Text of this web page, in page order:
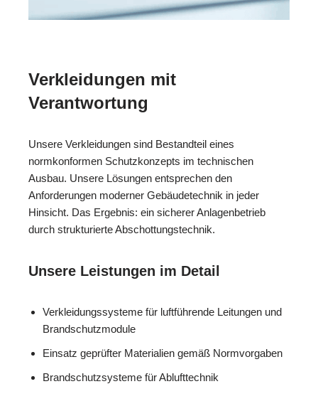
Verkleidungen mit
Verantwortung
Unsere Verkleidungen sind Bestandteil eines
normkonformen Schutzkonzepts im technischen
Ausbau. Unsere Lösungen entsprechen den
Anforderungen moderner Gebäudetechnik in jeder
Hinsicht. Das Ergebnis: ein sicherer Anlagenbetrieb
durch strukturierte Abschottungstechnik.
Unsere Leistungen im Detail
Verkleidungssysteme für luftführende Leitungen und
Brandschutzmodule
Einsatz geprüfter Materialien gemäß Normvorgaben
Brandschutzsysteme für Ablufttechnik